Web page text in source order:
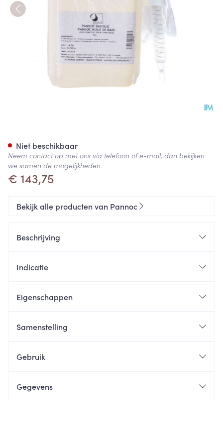
€ 143,75
Niet beschikbaar
Neem contact op met ons via telefoon of e-mail, dan bekijken
we samen de mogelijkheden.
Bekijk alle producten van Pannoc
Beschrijving
Indicatie
Eigenschappen
Samenstelling
Gebruik
Gegevens